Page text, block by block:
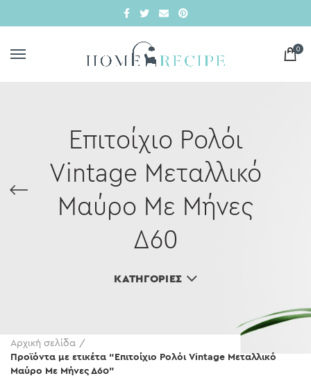
0
Επιτοίχιο Ρολόι
Vintage Μεταλλικό
Μαύρο Με Μήνες
Δ60
ΚΑΤΗΓΟΡΊΕΣ
Αρχική σελίδα
Προϊόντα με ετικέτα “Επιτοίχιο Ρολόι Vintage Μεταλλικό
Μαύρο Με Μήνες Δ60”